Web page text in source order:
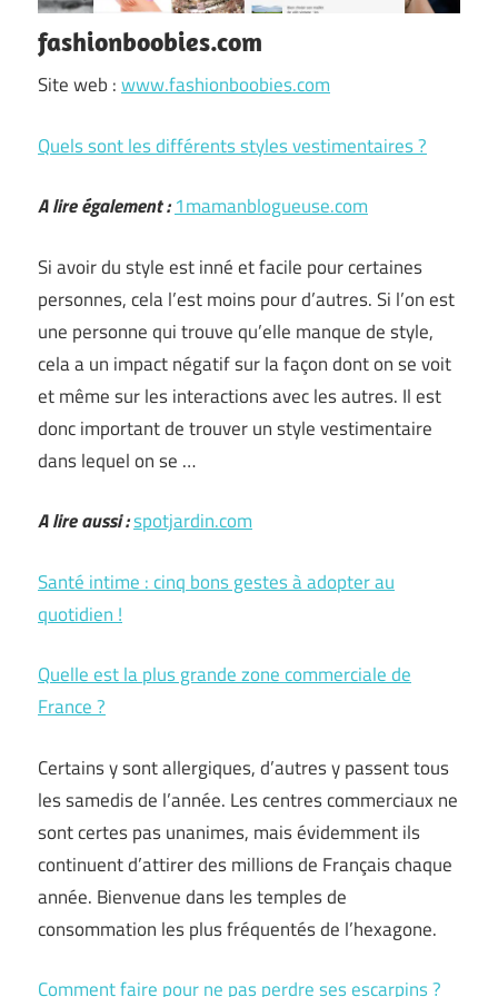
fashionboobies.com
Site web :www.fashionboobies.com
Quels sont les différents styles vestimentaires ?
A lire également :1mamanblogueuse.com
Si avoir du style est inné et facile pour certaines
personnes, cela l’est moins pour d’autres. Si l’on est
une personne qui trouve qu’elle manque de style,
cela a un impact négatif sur la façon dont on se voit
et même sur les interactions avec les autres. Il est
donc important de trouver un style vestimentaire
dans lequel on se …
A lire aussi :spotjardin.com
Santé intime : cinq bons gestes à adopter au
quotidien !
Quelle est la plus grande zone commerciale de
France ?
Certains y sont allergiques, d’autres y passent tous
les samedis de l’année. Les centres commerciaux ne
sont certes pas unanimes, mais évidemment ils
continuent d’attirer des millions de Français chaque
année. Bienvenue dans les temples de
consommation les plus fréquentés de l’hexagone.
Comment faire pour ne pas perdre ses escarpins ?